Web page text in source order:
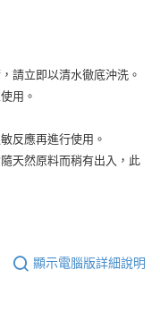
請立即以清水徹底沖洗。
用。
反應再進行使用。
天然原料而稍有出入，此
顯示電腦版詳細說明